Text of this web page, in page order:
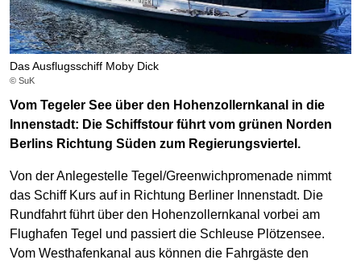
Das Ausflugsschiff Moby Dick
© SuK
Vom Tegeler See über den Hohenzollernkanal in die
Innenstadt: Die Schiffstour führt vom grünen Norden
Berlins Richtung Süden zum Regierungsviertel.
Von der Anlegestelle Tegel/Greenwichpromenade nimmt
das Schiff Kurs auf in Richtung Berliner Innenstadt. Die
Rundfahrt führt über den Hohenzollernkanal vorbei am
Flughafen Tegel und passiert die Schleuse Plötzensee.
Vom Westhafenkanal aus können die Fahrgäste den